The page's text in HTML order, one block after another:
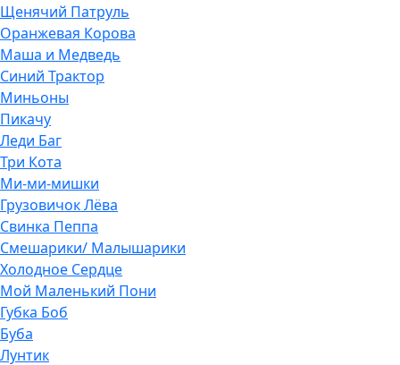
Щенячий Патруль
Оранжевая Корова
Маша и Медведь
Синий Трактор
Миньоны
Пикачу
Леди Баг
Три Кота
Ми-ми-мишки
Грузовичок Лёва
Свинка Пеппа
Смешарики/ Малышарики
Холодное Сердце
Мой Маленький Пони
Губка Боб
Буба
Лунтик